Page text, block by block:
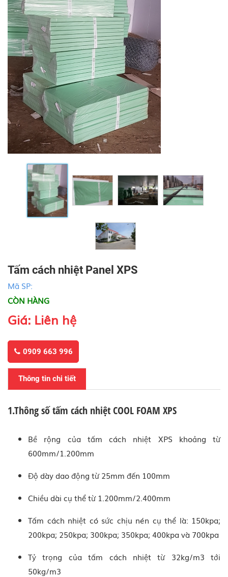
Tấm cách nhiệt Panel XPS
Mã SP:
CÒN HÀNG
Giá: Liên hệ
0909 663 996
Thông tin chi tiết
1.Thông số tấm cách nhiệt COOL FOAM XPS
Bề rộng của tấm cách nhiệt XPS khoảng từ
600mm/1.200mm
Độ dày dao động từ 25mm đến 100mm
Chiều dài cụ thể từ 1.200mm/2.400mm
Tấm cách nhiệt có sức chịu nén cụ thể là: 150kpa;
200kpa; 250kpa; 300kpa; 350kpa; 400kpa và 700kpa
Tỷ trọng của tấm cách nhiệt từ 32kg/m3 tới
50kg/m3